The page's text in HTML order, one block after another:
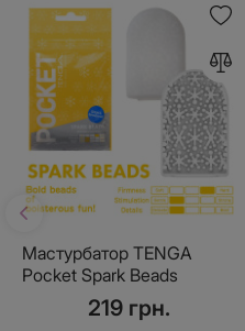
Мастурбатор TENGA
Pocket Spark Beads
219 грн.